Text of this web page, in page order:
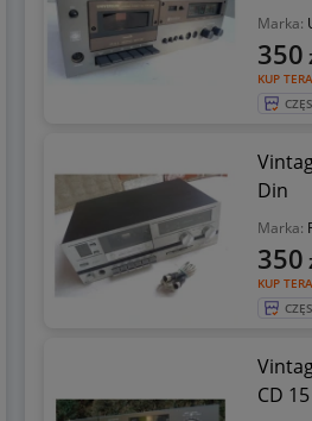
Marka:
KUP
350
Din
Marka:
KUP
350
CD 15